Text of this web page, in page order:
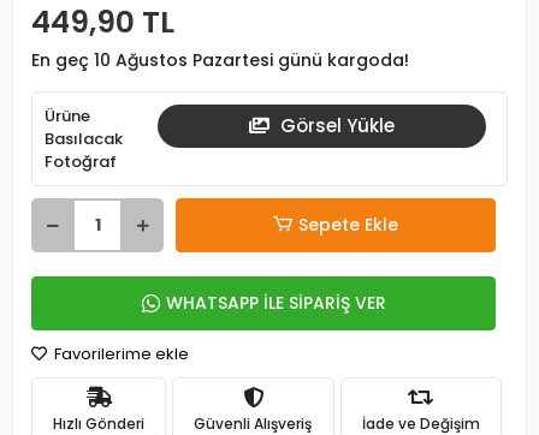
449,90 TL
En geç 10 Ağustos Pazartesi günü kargoda!
Ürüne
Basılacak
Fotoğraf
Görsel Yükle
Sepete Ekle
WHATSAPP İLE SİPARİŞ VER
Favorilerime ekle
Hızlı Gönderi Güvenli Alışveriş İade ve Değişim